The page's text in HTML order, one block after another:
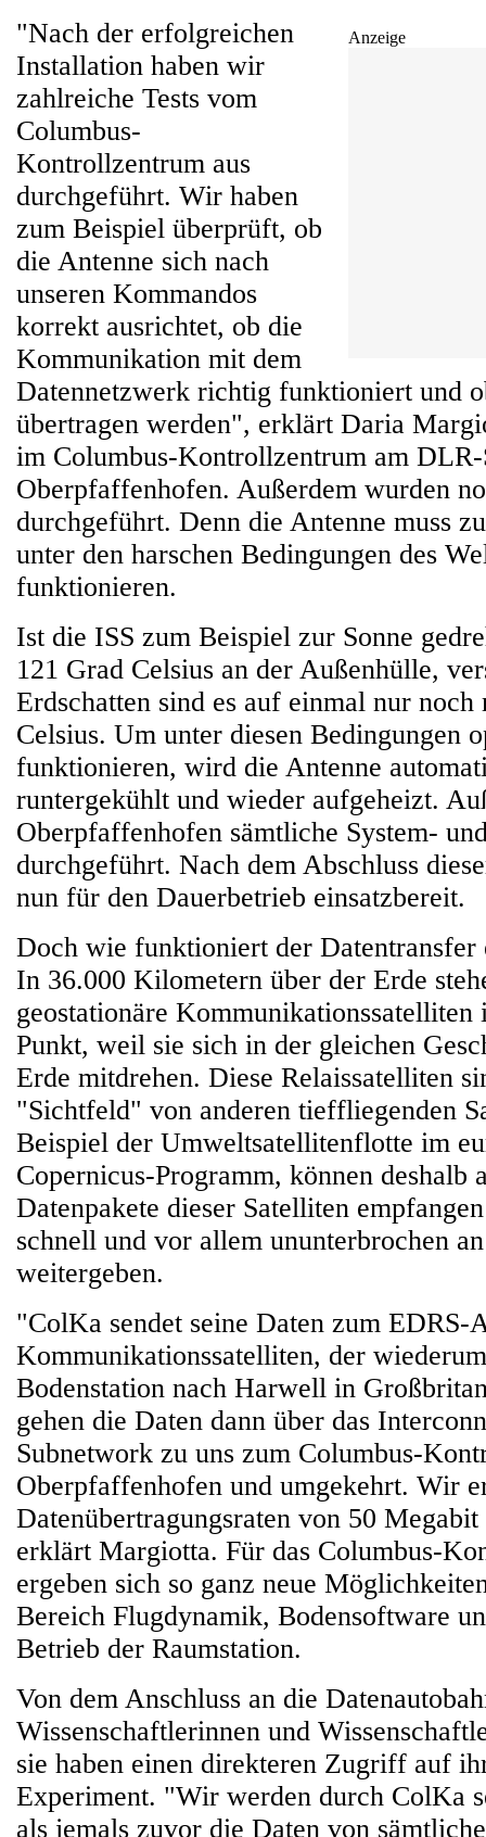
Anzeige
"Nach der erfolgreichen
Installation haben wir
zahlreiche Tests vom
Columbus-
Kontrollzentrum aus
durchgeführt. Wir haben
zum Beispiel überprüft, ob
die Antenne sich nach
unseren Kommandos
korrekt ausrichtet, ob die
Kommunikation mit dem
Datennetzwerk richtig funktioniert und
übertragen werden", erklärt Daria
im Columbus-Kontrollzentrum am
Oberpfaffenhofen. Außerdem wurden
durchgeführt. Denn die Antenne muss
unter den harschen Bedingungen des
funktionieren.
Ist die ISS zum Beispiel zur Sonne
121 Grad Celsius an der Außenhülle,
Erdschatten sind es auf einmal nur noch
Celsius. Um unter diesen Bedingungen
funktionieren, wird die Antenne
runtergekühlt und wieder aufgeheizt.
Oberpfaffenhofen sämtliche System-
durchgeführt. Nach dem Abschluss
nun für den Dauerbetrieb einsatzbereit.
Doch wie funktioniert der Datentransfer
In 36.000 Kilometern über der Erde
geostationäre Kommunikationssatelliten
Punkt, weil sie sich in der gleichen
Erde mitdrehen. Diese Relaissatelliten
"Sichtfeld" von anderen tieffliegenden
Beispiel der Umweltsatellitenflotte im
Copernicus-Programm, können deshalb
Datenpakete dieser Satelliten
schnell und vor allem ununterbrochen
weitergeben.
"ColKa sendet seine Daten zum EDRS-
Kommunikationssatelliten, der
Bodenstation nach Harwell in
gehen die Daten dann über das
Subnetwork zu uns zum Columbus-
Oberpfaffenhofen und umgekehrt. Wir
Datenübertragungsraten von 50
erklärt Margiotta. Für das Columbus-
ergeben sich so ganz neue
Bereich Flugdynamik, Bodensoftware
Betrieb der Raumstation.
Von dem Anschluss an die
Wissenschaftlerinnen und
sie haben einen direkteren Zugriff auf
Experiment. "Wir werden durch ColKa
als jemals zuvor die Daten von